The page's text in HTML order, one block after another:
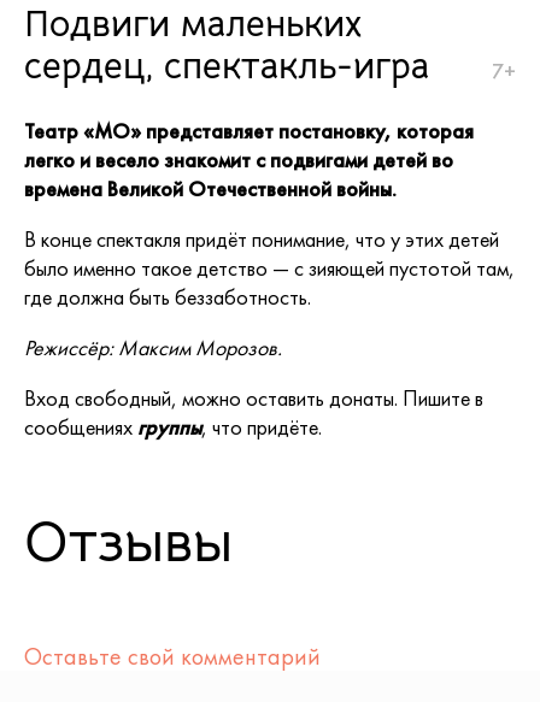
Подвиги маленьких
сердец, спектакль-игра
7+
Театр «МО» представляет постановку, которая
легко и весело знакомит с подвигами детей во
времена Великой Отечественной войны.
В конце спектакля придёт понимание, что у этих детей
было именно такое детство — с зияющей пустотой там,
где должна быть беззаботность.
Режиссёр: Максим Морозов.
Вход свободный, можно оставить донаты. Пишите в
сообщениях группы, что придёте.
Отзывы
Оставьте свой комментарий